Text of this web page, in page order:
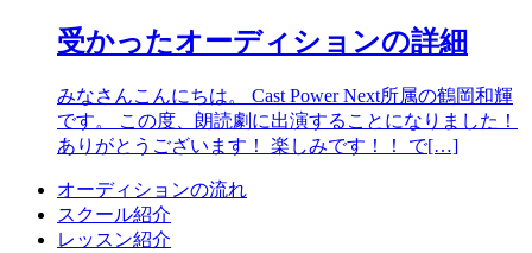
受かったオーディションの詳細
みなさんこんにちは。 Cast Power Next所属の鶴岡和輝
です。 この度、朗読劇に出演することになりました！
ありがとうございます！ 楽しみです！！ で[…]
オーディションの流れ
スクール紹介
レッスン紹介